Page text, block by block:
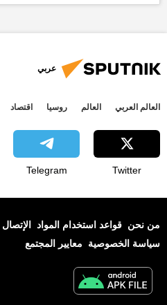
حكم جديد تعويض
عربي
العالم العربي العالم روسيا اقتصاد
Twitter
Telegram
من نحن قواعد استخدام المواد
الإتصال
سياسة الخصوصية
معايير المجتمع